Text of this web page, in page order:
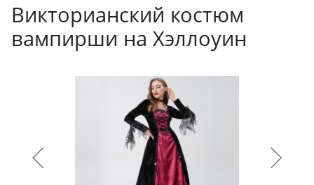
Викторианский костюм
вампирши на Хэллоуин